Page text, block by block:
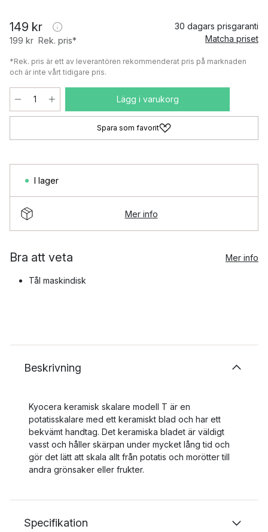
149 kr
199 kr Rek. pris*
30 dagars prisgaranti
Matcha priset
*Rek. pris är ett av leverantören rekommenderat pris på marknaden
och är inte vårt tidigare pris.
Lägg i varukorg
Spara som favorit
I lager
Mer info
Bra att veta Mer info
Tål maskindisk
Beskrivning
Kyocera keramisk skalare modell T är en
potatisskalare med ett keramiskt blad och har ett
bekvämt handtag. Det keramiska bladet är väldigt
vasst och håller skärpan under mycket lång tid och
gör det lätt att skala allt från potatis och morötter till
andra grönsaker eller frukter.
Specifikation